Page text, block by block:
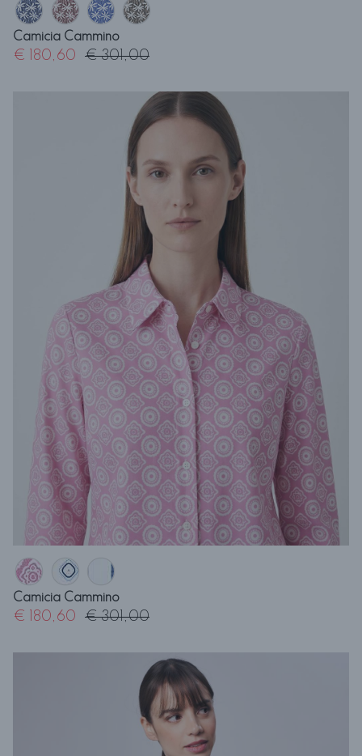
Camicia Cammino
€ 180,60 € 301,00
Camicia Cammino
€ 180,60 € 301,00